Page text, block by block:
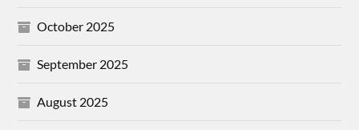
October 2025
September 2025
August 2025